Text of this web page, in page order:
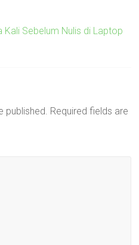
Kali Sebelum Nulis di Laptop
published. Required fields are